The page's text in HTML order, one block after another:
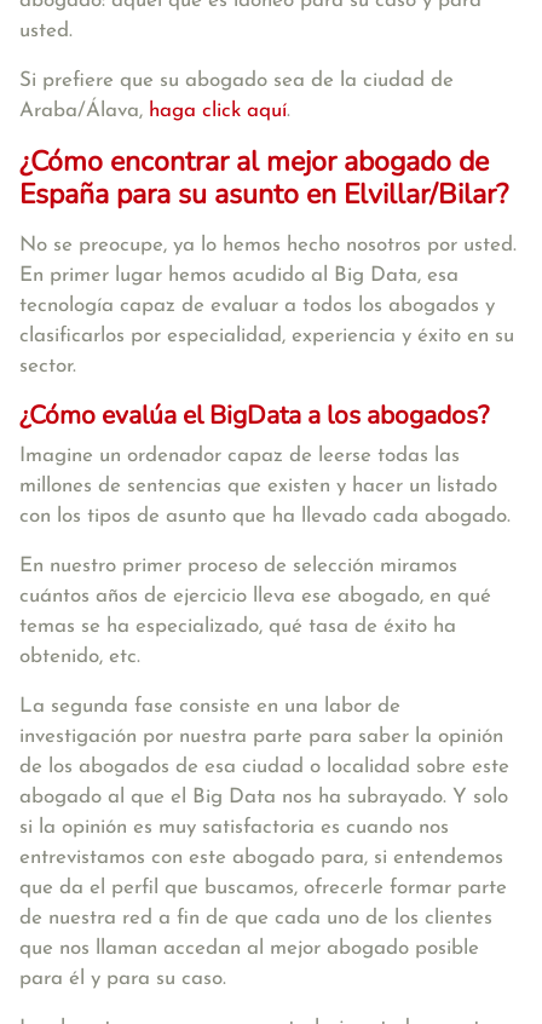
usted.
Si prefiere que su abogado sea de la ciudad de
Araba/Álava, haga click aquí.
¿Cómo encontrar al mejor abogado de
España para su asunto en Elvillar/Bilar?
No se preocupe, ya lo hemos hecho nosotros por usted.
En primer lugar hemos acudido al Big Data, esa
tecnología capaz de evaluar a todos los abogados y
clasificarlos por especialidad, experiencia y éxito en su
sector.
¿Cómo evalúa el BigData a los abogados?
Imagine un ordenador capaz de leerse todas las
millones de sentencias que existen y hacer un listado
con los tipos de asunto que ha llevado cada abogado.
En nuestro primer proceso de selección miramos
cuántos años de ejercicio lleva ese abogado, en qué
temas se ha especializado, qué tasa de éxito ha
obtenido, etc.
La segunda fase consiste en una labor de
investigación por nuestra parte para saber la opinión
de los abogados de esa ciudad o localidad sobre este
abogado al que el Big Data nos ha subrayado. Y solo
si la opinión es muy satisfactoria es cuando nos
entrevistamos con este abogado para, si entendemos
que da el perfil que buscamos, ofrecerle formar parte
de nuestra red a fin de que cada uno de los clientes
que nos llaman accedan al mejor abogado posible
para él y para su caso.